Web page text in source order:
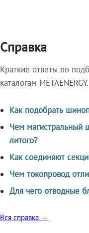
Справка
Краткие ответы по
каталогам METAENERGY.
Как подобрать
Чем магистральный
литого?
Как соединяют
Чем токопровод
Для чего отводные
Вся справка →